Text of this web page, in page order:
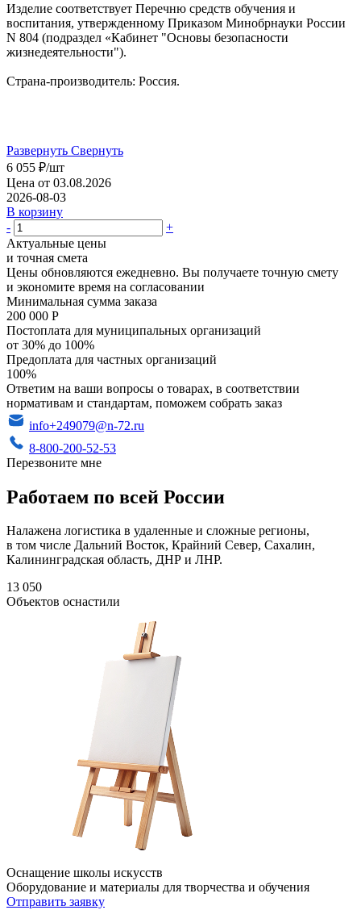
Изделие соответствует Перечню средств обучения и
воспитания, утвержденному Приказом Минобрнауки России
N 804 (подраздел «Кабинет "Основы безопасности
жизнедеятельности").
Страна-производитель: Россия.
Развернуть Свернуть
6 055 ₽/шт
Цена от 03.08.2026
2026-08-03
В корзину
-
+
Актуальные цены
и точная смета
Цены обновляются ежедневно. Вы получаете точную смету
и экономите время на согласовании
Минимальная сумма заказа
200 000 Р
Постоплата для муниципальных организаций
от 30% до 100%
Предоплата для частных организаций
100%
Ответим на ваши вопросы о товарах, в соответствии
нормативам и стандартам, поможем собрать заказ
info+249079@n-72.ru
8-800-200-52-53
Перезвоните мне
Работаем по всей России
Налажена логистика в удаленные и сложные регионы,
в том числе Дальний Восток, Крайний Север, Сахалин,
Калининградская область, ДНР и ЛНР.
13 050
Объектов оснастили
Оснащение школы искусств
Оборудование и материалы для творчества и обучения
Отправить заявку